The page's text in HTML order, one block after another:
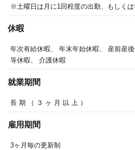
※土曜日は月に1回程度の出勤、もしく
休暇
年次有給休暇、 年末年始休暇、 産前産後
等休暇、
介護休暇
就業期間
長 期 （ ３ ヶ 月 以 上 ）
雇用期間
3ヶ月毎の更新制